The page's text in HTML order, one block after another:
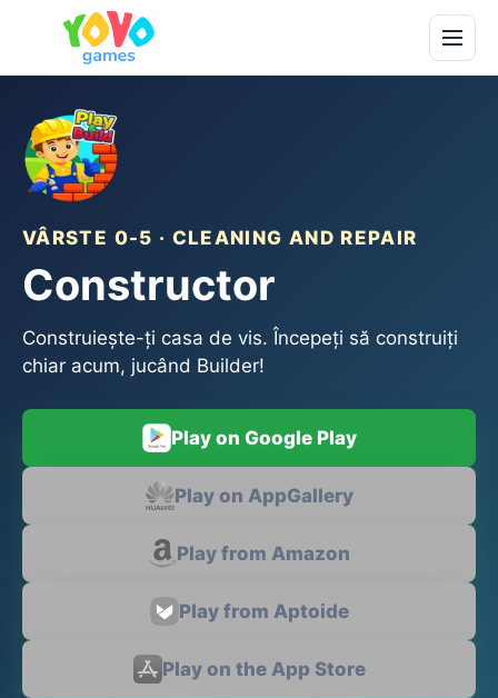
VÂRSTE 0-5 · CLEANING AND REPAIR
Constructor
Construiește-ți casa de vis. Începeți să construiți
chiar acum, jucând Builder!
Play on Google Play
Play on AppGallery
Play from Amazon
Play from Aptoide
Play on the App Store